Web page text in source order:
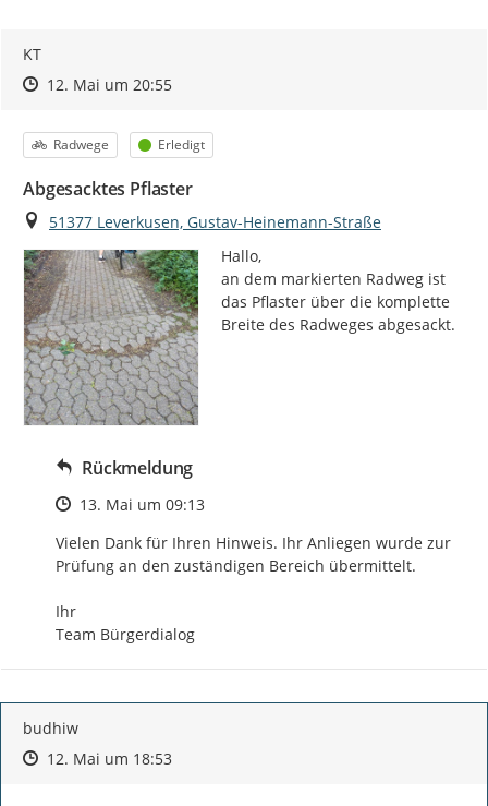
KT
Zeitpunkt des Erstellens
Zeitpunkt des Erstellens
12. Mai um 20:55Zur Äußerung
Kategorie
Radwege Status
Erledigt
Abgesacktes Pflaster
Ort
51377 Leverkusen, Gustav-Heinemann-Straße
Hallo,
an dem markierten Radweg ist
das Pflaster über die komplette
Breite des Radweges abgesackt.
Rückmeldung
Zeitpunkt des Erstellens
13. Mai um 09:13
Vielen Dank für Ihren Hinweis. Ihr Anliegen wurde zur
Prüfung an den zuständigen Bereich übermittelt.
Ihr
Team Bürgerdialog
budhiw
Zeitpunkt des Erstellens
Zeitpunkt des Erstellens
12. Mai um 18:53Zur Äußerung